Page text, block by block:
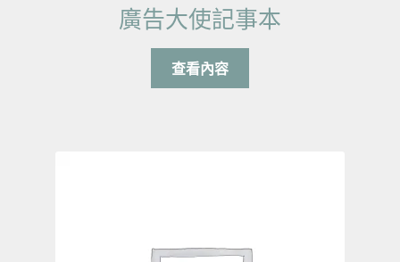
廣告大使記事本
查看內容